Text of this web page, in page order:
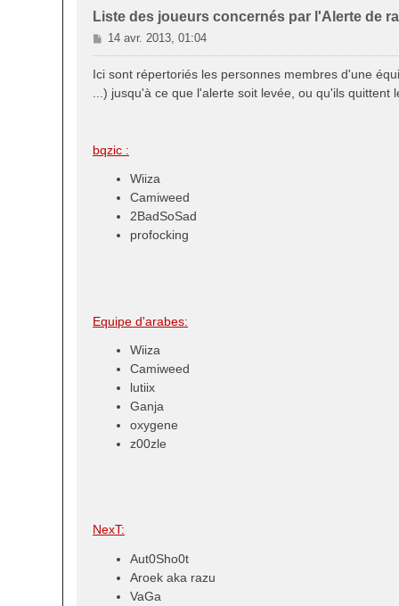
Liste des joueurs concernés par l'Alerte de
M
e
s
a
14 avr. 2013, 01:04
Ici sont répertoriés les personnes membres d'une
...) jusqu'à ce que l'alerte soit levée, ou qu'ils
bqzic :
Wiiza
Camiweed
2BadSoSad
profocking
Equipe d'arabes:
Wiiza
Camiweed
lutiix
Ganja
oxygene
z00zle
NexT:
Aut0Sho0t
Aroek aka razu
VaGa